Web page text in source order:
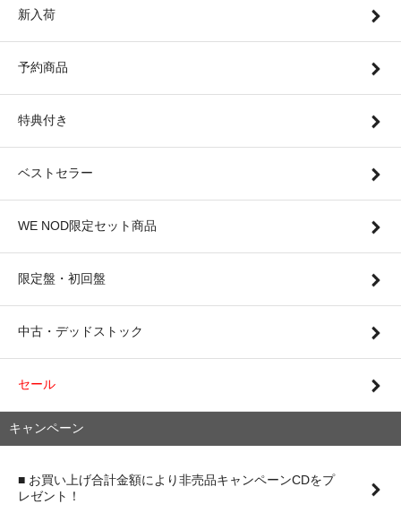
新入荷
予約商品
特典付き
ベストセラー
WE NOD限定セット商品
限定盤・初回盤
中古・デッドストック
セール
キャンペーン
■ お買い上げ合計金額により非売品キャンペーンCDをプ
レゼント！